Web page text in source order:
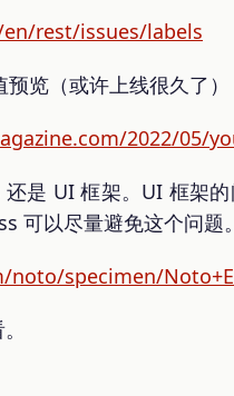
rest/issues/labels
览（或许上线很久了）
2022/05/
是 UI 框架。UI 框架
可以尽量避免这个问题。
specimen/